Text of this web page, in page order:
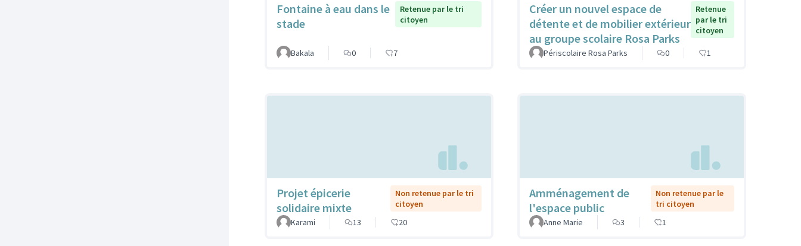
Fontaine à eau dans le
stade
Retenue par le tri
citoyen
Bakala 0 7
Créer un nouvel espace de
détente et de mobilier extérieur
au groupe scolaire Rosa Parks
Retenue
par le tri
citoyen
Périscolaire Rosa Parks 0 1
Projet épicerie
solidaire mixte
Non retenue par le tri
citoyen
Karami
13 20
Amménagement de
l'espace public
Non retenue par le
tri citoyen
Anne Marie
3 1